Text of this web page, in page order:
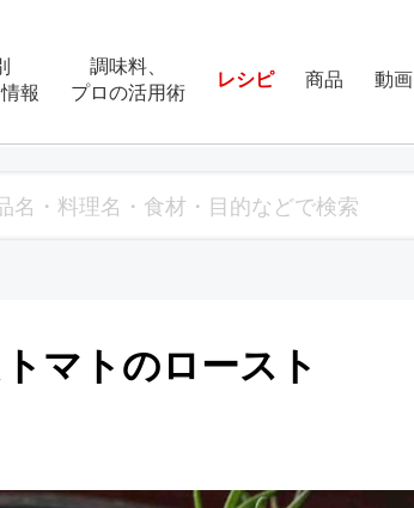
報
調味料、
プロの活用術
レシピ 商品 動画
マトのロースト